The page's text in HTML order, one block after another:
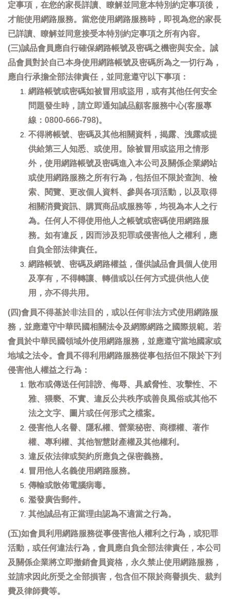
定事項，在您的家長詳讀、瞭解並同意本特別約定事項後，
才能使用網路服務。當您使用網路服務時，即視為您的家長
已詳讀、瞭解並同意接受本特別約定事項之所有內容。
(三)誠品會員應自行確保網路帳號及密碼之機密與安全。誠
品會員對於自己本身使用網路帳號及密碼所為之一切行為，
應自行承擔全部法律責任，並同意遵守以下事項：
網路帳號或密碼如被冒用或盜用，或有其他任何安全
問題發生時，請立即通知誠品顧客服務中心(客服專
線：0800-666-798)。
不得將帳號、密碼及其他相關資料，揭露、洩露或提
供給第三人知悉、或使用。除被冒用或盜用之情形
外，使用網路帳號及密碼進入本公司及關係企業網站
或使用網路服務之所有行為，包括但不限於查詢、檢
索、閱覽、更改個人資料、參與各項活動，以及取得
相關消費資訊、購買商品或服務等，均視為本人之行
為。任何人不得使用他人之帳號或密碼使用網路服
務。如有違反，因而涉及犯罪或侵害他人之權利，應
自負全部法律責任。
網路帳號、密碼及網路權益，僅供誠品會員個人使用
及享有，不得轉讓、轉借或以任何方式提供他人使
用，亦不得共用。
(四)會員不得基於非法目的，或以任何非法方式使用網路服
務，並應遵守中華民國相關法令及網際網路之國際規範。若
會員於中華民國領域外使用網路服務，並應遵守當地國家或
地域之法令。會員不得利用網路服務從事包括但不限於下列
侵害他人權益之行為：
散布或傳送任何誹謗、侮辱、具威脅性、攻擊性、不
雅、猥褻、不實、違反公共秩序或善良風俗或其他不
法之文字、圖片或任何形式之檔案。
侵害他人名譽、隱私權、營業秘密、商標權、著作
權、專利權、其他智慧財產權及其他權利。
違反依法律或契約所應負之保密義務。
冒用他人名義使用網路服務。
傳輸或散佈電腦病毒。
濫發廣告郵件。
其他誠品有正當理由認為不適當之行為。
(五)如會員利用網路服務從事侵害他人權利之行為，或犯罪
活動，或任何違法行為，會員應自負全部法律責任，本公司
及關係企業將立即撤銷會員資格，永久禁止使用網路服務，
並請求因此所受之全部損害，包含但不限於商譽損失、裁判
費及律師費等。